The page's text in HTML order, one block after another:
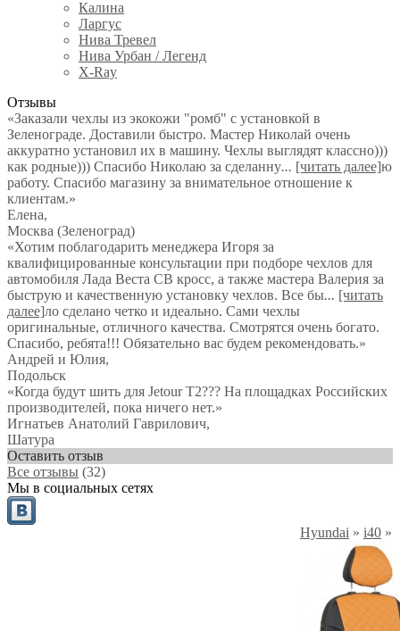
Калина
Ларгус
Нива Тревел
Нива Урбан / Легенд
X-Ray
Отзывы
«Заказали чехлы из экокожи "ромб" с установкой в
Зеленограде. Доставили быстро. Мастер Николай очень
аккуратно установил их в машину. Чехлы выглядят классно)))
как родные))) Спасибо Николаю за сделанну... [читать далее]ю
работу. Спасибо магазину за внимательное отношение к
клиентам.»
Елена,
Москва (Зеленоград)
«Хотим поблагодарить менеджера Игоря за
квалифицированные консультации при подборе чехлов для
автомобиля Лада Веста СВ кросс, а также мастера Валерия за
быструю и качественную установку чехлов. Все бы... [читать
далее]ло сделано четко и идеально. Сами чехлы
оригинальные, отличного качества. Смотрятся очень богато.
Спасибо, ребята!!! Обязательно вас будем рекомендовать.»
Андрей и Юлия,
Подольск
«Когда будут шить для Jetour T2??? На площадках Российских
производителей, пока ничего нет.»
Игнатьев Анатолий Гаврилович,
Шатура
Оставить отзыв
Все отзывы (32)
Мы в социальных сетях
Hyundai » i40 »